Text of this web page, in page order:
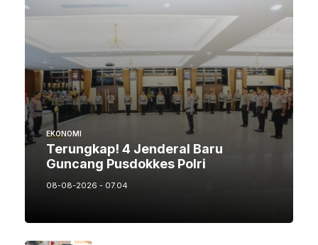
EKONOMI
Terungkap! 4 Jenderal Baru
Guncang Pusdokkes Polri
08-08-2026 - 07.04